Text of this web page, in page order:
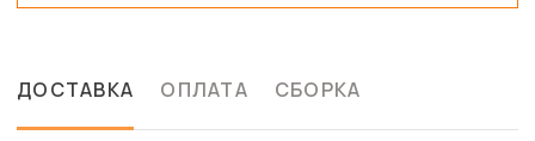
ДОСТАВКА ОПЛАТА СБОРКА